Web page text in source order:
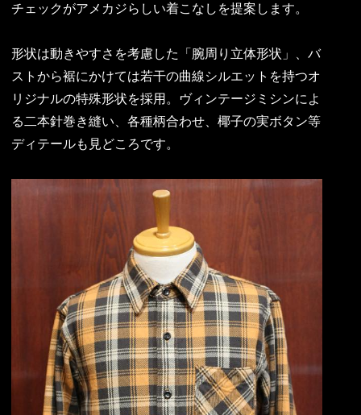
チェックがアメカジらしい着こなしを提案します。
形状は動きやすさを考慮した「腕周り立体形状」、バ
ストから裾にかけては若干の曲線シルエットを持つオ
リジナルの特殊形状を採用。ヴィンテージミシンによ
る二本針巻き縫い、各種柄合わせ、椰子の実ボタン等
ディテールも見どころです。